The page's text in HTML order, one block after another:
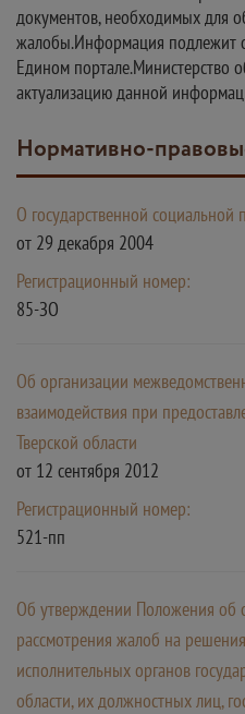
документов, необходимых для
жалобы.Информация подлежит
Едином портале.Министерство
актуализацию данной
Нормативно-
О государственной
от 29 декабря 2004
Регистрационный номер:
85-ЗО
Об организации
взаимодействия при
Тверской области
от 12 сентября 2012
Регистрационный номер:
521-пп
Об утверждении Положения об
рассмотрения жалоб на
исполнительных органов
области, их должностных лиц,